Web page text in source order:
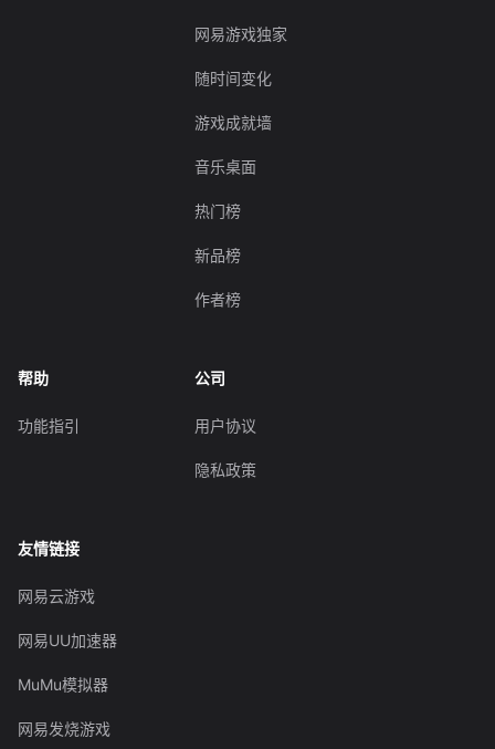
网易游戏独家
随时间变化
游戏成就墙
音乐桌面
热门榜
新品榜
作者榜
帮助
功能指引
公司
用户协议
隐私政策
友情链接
网易云游戏
网易UU加速器
MuMu模拟器
网易发烧游戏